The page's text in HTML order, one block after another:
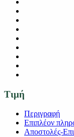
Τιμή
Περιγραφή
Επιπλέον
Αποστολές-